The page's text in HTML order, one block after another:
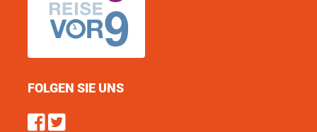
FOLGEN SIE UNS
Find us on Facebook
Follow us on Twitter